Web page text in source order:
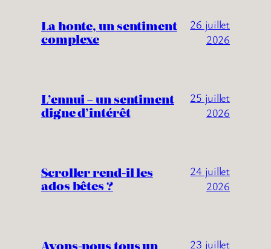
La honte, un sentiment
complexe
26 juillet
2026
L’ennui – un sentiment
digne d’intérêt
25 juillet
2026
Scroller rend-il les
ados bêtes ?
24 juillet
2026
Avons-nous tous un
23 juillet